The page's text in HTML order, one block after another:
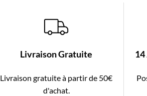
Livraison Gratuite
Livraison gratuite à partir de 50€
d'achat.
14